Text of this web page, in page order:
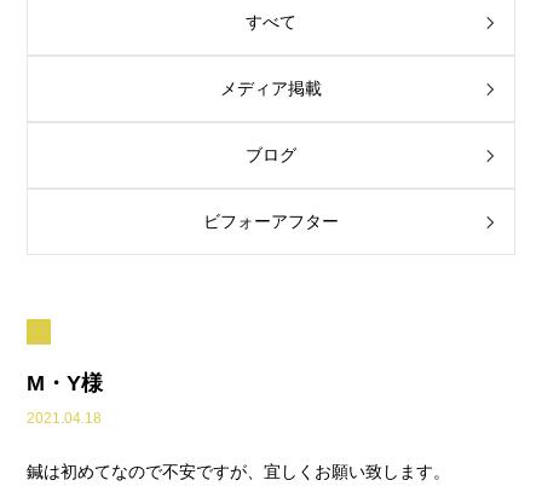
すべて
メディア掲載
ブログ
ビフォーアフター
M・Y様
2021.04.18
鍼は初めてなので不安ですが、宜しくお願い致します。